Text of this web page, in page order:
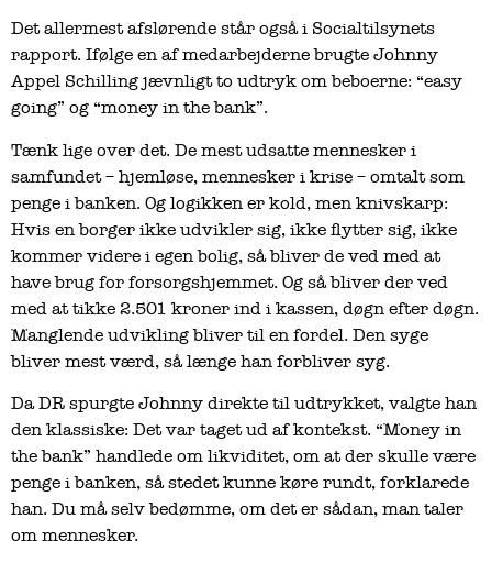
Det allermest afslørende står også i Socialtilsynets
rapport. Ifølge en af medarbejderne brugte Johnny
Appel Schilling jævnligt to udtryk om beboerne: “easy
going” og “money in the bank”.
Tænk lige over det. De mest udsatte mennesker i
samfundet – hjemløse, mennesker i krise – omtalt som
penge i banken. Og logikken er kold, men knivskarp:
Hvis en borger ikke udvikler sig, ikke flytter sig, ikke
kommer videre i egen bolig, så bliver de ved med at
have brug for forsorgshjemmet. Og så bliver der ved
med at tikke 2.501 kroner ind i kassen, døgn efter døgn.
Manglende udvikling bliver til en fordel. Den syge
bliver mest værd, så længe han forbliver syg.
Da DR spurgte Johnny direkte til udtrykket, valgte han
den klassiske: Det var taget ud af kontekst. “Money in
the bank” handlede om likviditet, om at der skulle være
penge i banken, så stedet kunne køre rundt, forklarede
han. Du må selv bedømme, om det er sådan, man taler
om mennesker.